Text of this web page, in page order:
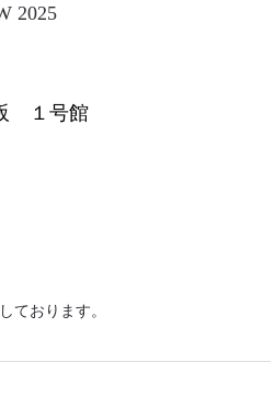
2025
１号館
ております。